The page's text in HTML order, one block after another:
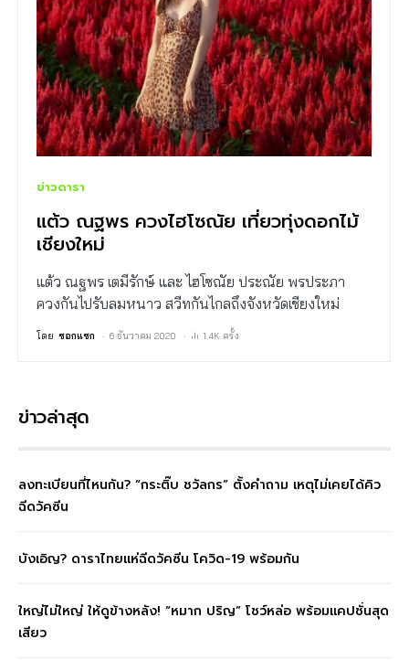
ข่าวดารา
แต้ว ณฐพร ควงไฮโซณัย เที่ยวทุ่งดอกไม้
เชียงใหม่
แต้ว ณฐพร เตมีรักษ์ และ ไฮโซณัย ประณัย พรประภา
ควงกันไปรับลมหนาว สวีทกันไกลถึงจังหวัดเชียงใหม่
โดย ซอกแซก 6 ธันวาคม 2020 1.4K ครั้ง
ข่าวล่าสุด
ลงทะเบียนที่ไหนกัน? “กระติ๊บ ชวัลกร” ตั้งคำถาม เหตุไม่เคยได้คิว
ฉีดวัคซีน
บังเอิญ? ดาราไทยแห่ฉีดวัคซีน โควิด-19 พร้อมกัน
ใหญ่ไม่ใหญ่ ให้ดูข้างหลัง! “หมาก ปริญ” โชว์หล่อ พร้อมแคปชั่นสุด
เสียว